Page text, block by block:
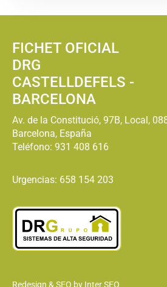
FICHET OFICIAL
DRG
CASTELLDEFELS -
BARCELONA
Av. de la Constitució, 97B, Local,
Barcelona, España
Teléfono: 931 408 616
Urgencias: 658 154 203
Redesign & SEO by Inter SEO